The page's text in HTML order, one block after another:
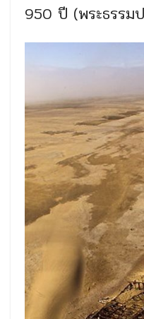
950 ปี (พระธรรม